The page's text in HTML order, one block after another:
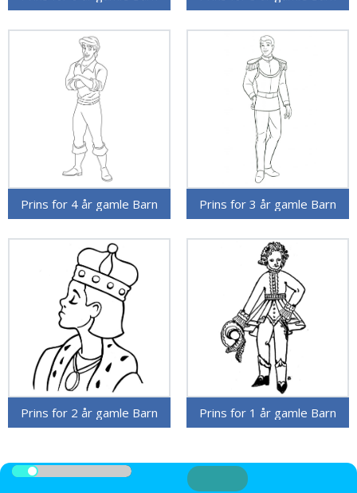
Prins for 4 år gamle Barn Prins for 3 år gamle Barn
Prins for 2 år gamle Barn Prins for 1 år gamle Barn